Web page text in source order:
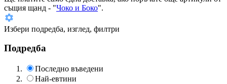
същия щанд - "Чоко и Боко".
Избери подредба, изглед, филтри
Подредба
Последно въведени
Най-евтини